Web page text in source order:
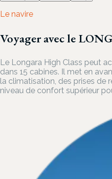
Le navire
Voyager avec le
Le Longara High Class peut
dans 15 cabines. Il met en
la climatisation, des prises de
niveau de confort supérieur